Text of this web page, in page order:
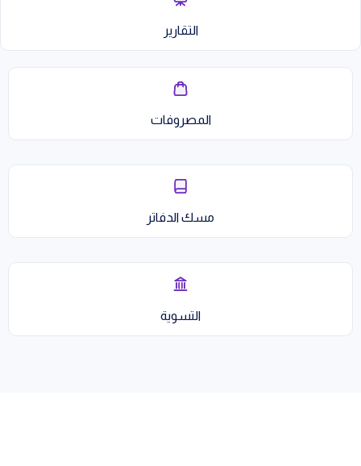
التقارير
المصروفات
مسك الدفاتر
التسوية